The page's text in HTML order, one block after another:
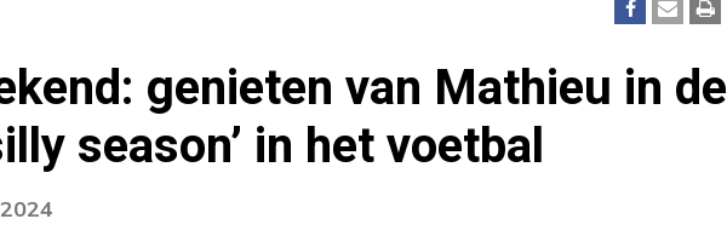
genieten van Mathieu in de
season’ in het voetbal